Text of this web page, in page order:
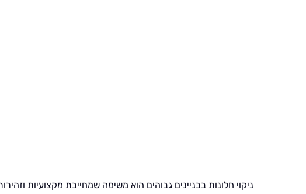
ניקוי חלונות בבניינים גבוהים הוא משימה שמחייבת מקצועיות